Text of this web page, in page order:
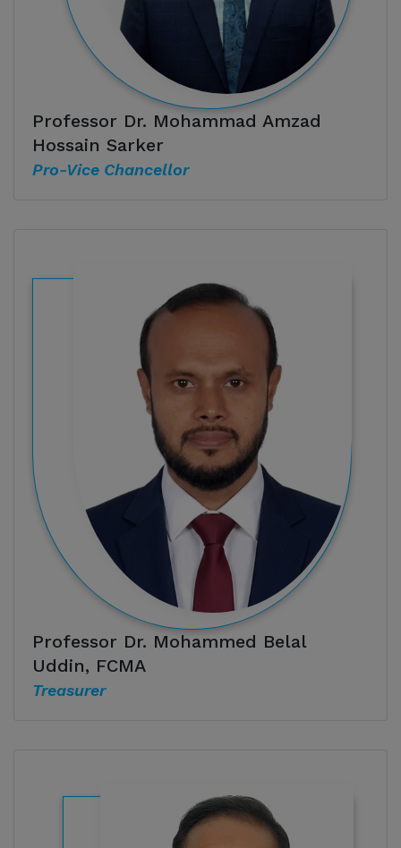
Professor Dr. Mohammad Amzad
Hossain Sarker
Pro-Vice Chancellor
Professor Dr. Mohammed Belal
Uddin, FCMA
Treasurer